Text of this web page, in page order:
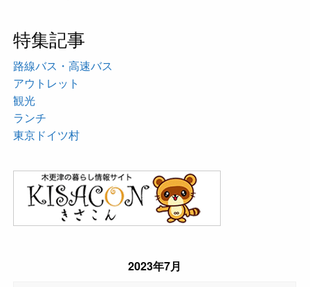
特集記事
路線バス・高速バス
アウトレット
観光
ランチ
東京ドイツ村
2023年7月